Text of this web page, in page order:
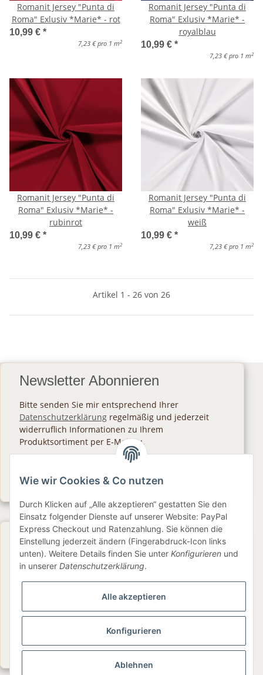
Romanit Jersey "Punta di
Roma" Exlusiv *Marie* - rot
10,99 € *
7,23 € pro 1 m 2
Romanit Jersey "Punta di
Roma" Exlusiv *Marie* -
royalblau
10,99 € *
7,23 € pro 1 m 2
Romanit Jersey "Punta di
Roma" Exlusiv *Marie* -
rubinrot
10,99 € *
7,23 € pro 1 m 2
Romanit Jersey "Punta di
Roma" Exlusiv *Marie* -
weiß
10,99 € *
7,23 € pro 1 m 2
Artikel 1 - 26 von 26
Newsletter Abonnieren
Bitte senden Sie mir entsprechend Ihrer
Datenschutzerklärung regelmäßig und jederzeit
widerruflich Informationen zu Ihrem
Produktsortiment per E-Mail zu.
Newsletter Abonnieren
Gesetzliche Informationen
Informationen
Wie wir Cookies & Co nutzen
Durch Klicken auf „Alle akzeptieren“ gestatten Sie den
Einsatz folgender Dienste auf unserer Website: PayPal
Express Checkout und Ratenzahlung. Sie können die
Einstellung jederzeit ändern (Fingerabdruck-Icon links
unten). Weitere Details finden Sie unter Konfigurieren und
in unserer Datenschutzerklärung.
Alle akzeptieren
Konfigurieren
Ablehnen